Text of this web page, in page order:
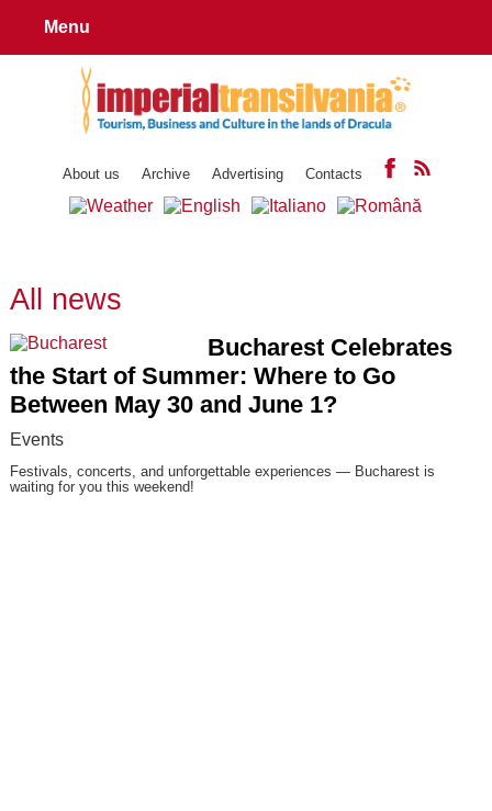
About us Archive Advertising Contacts
Menu
All news
Bucharest Celebrates
the Start of Summer: Where to Go
Between May 30 and June 1?
Events
Festivals, concerts, and unforgettable experiences — Bucharest is
waiting for you this weekend!